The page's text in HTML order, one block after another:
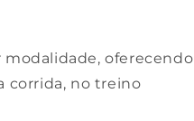
modalidade, oferecendo
corrida, no treino